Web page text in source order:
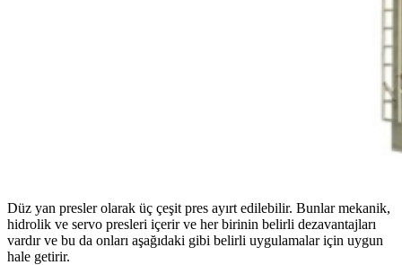
Düz yan presler olarak üç çeşit pres ayırt edilebilir. Bunlar mekanik,
hidrolik ve servo presleri içerir ve her birinin belirli dezavantajları
vardır ve bu da onları aşağıdaki gibi belirli uygulamalar için uygun
hale getirir.